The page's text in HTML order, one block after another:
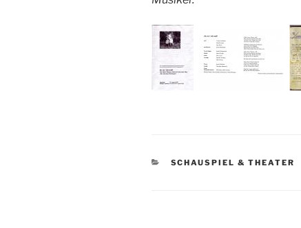
KATEGORIEN
SCHAUSPIEL & THEATER